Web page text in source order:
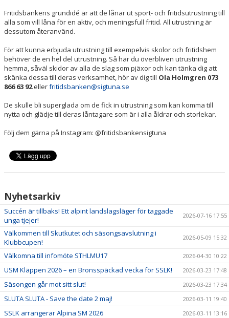
Fritidsbankens grundidé är att de lånar ut sport- och fritidsutrustning till
alla som vill låna för en aktiv, och meningsfull fritid. All utrustning är
dessutom återanvänd.
För att kunna erbjuda utrustning till exempelvis skolor och fritidshem
behöver de en hel del utrustning. Så har du överbliven utrustning
hemma, såväl skidor av alla de slag som pjäxor och kan tänka dig att
skänka dessa till deras verksamhet, hör av dig till Ola Holmgren 073
866 63 92ellerfritidsbanken@sigtuna.se
De skulle bli superglada om de fick in utrustning som kan komma till
nytta och glädje till deras låntagare som är i alla åldrar och storlekar.
Följ dem gärna på Instagram: @fritidsbankensigtuna
Nyhetsarkiv
Succén är tillbaks! Ett alpint landslagsläger för taggade
unga tjejer!
2026-07-16 17:55
Välkommen till Skutkutet och säsongsavslutning i
Klubbcupen!
2026-05-09 15:32
Välkomna till infomöte STHLMU17 2026-04-30 10:22
USM Kläppen 2026 – en Bronsspäckad vecka för SSLK! 2026-03-23 17:48
Säsongen går mot sitt slut! 2026-03-23 17:34
SLUTA SLUTA - Save the date 2 maj! 2026-03-11 19:40
SSLK arrangerar Alpina SM 2026 2026-03-11 13:16